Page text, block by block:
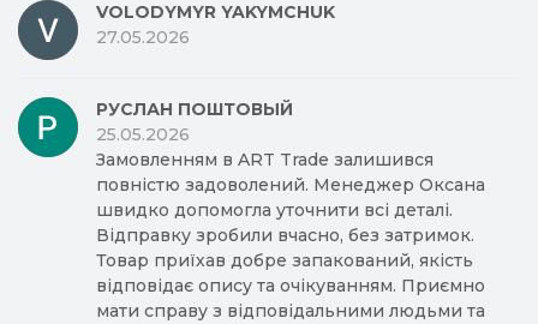
VOLODYMYR YAKYMCHUK
27.05.2026
РУСЛАН ПОШТОВЫЙ
25.05.2026
Замовленням в ART Trade залишився
повністю задоволений. Менеджер Оксана
швидко допомогла уточнити всі деталі.
Відправку зробили вчасно, без затримок.
Товар приїхав добре запакований, якість
відповідає опису та очікуванням. Приємно
мати справу з відповідальними людьми та